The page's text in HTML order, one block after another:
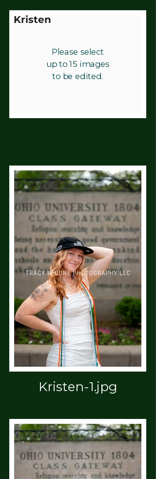
Please select
upto 15 images
to be edited.
Kristen-1.jpg
Kristen